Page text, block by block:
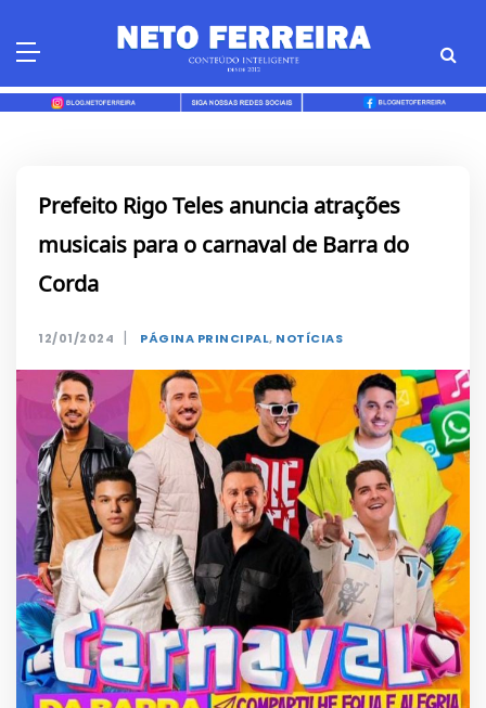
Prefeito Rigo Teles anuncia atrações
musicais para o carnaval de Barra do
Corda
12/01/2024 | PÁGINA PRINCIPAL, NOTÍCIAS